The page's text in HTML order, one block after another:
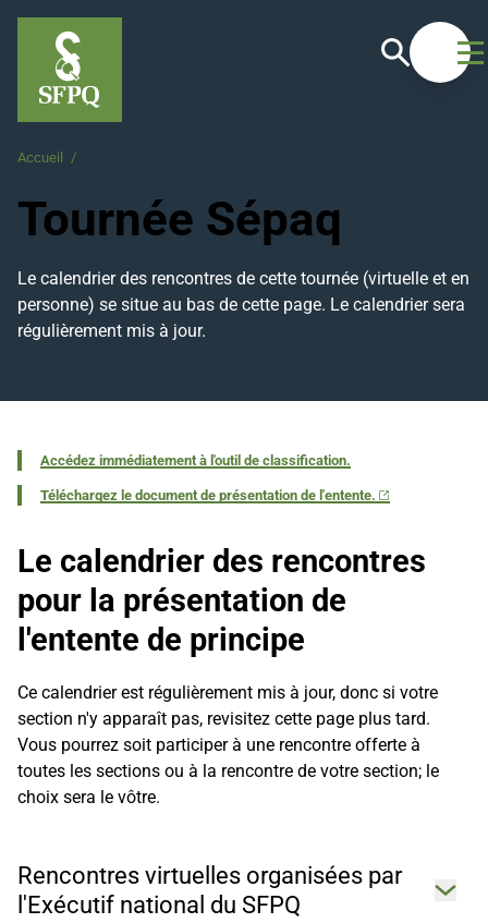
Recherche
Accueil /
Tournée Sépaq
Le calendrier des rencontres de cette tournée (virtuelle et en
personne) se situe au bas de cette page. Le calendrier sera
régulièrement mis à jour.
Accédez immédiatement à l'outil de classification.
Téléchargez le document de présentation de l'entente.
Le calendrier des rencontres
pour la présentation de
l'entente de principe
Ce calendrier est régulièrement mis à jour, donc si votre
section n'y apparaît pas, revisitez cette page plus tard.
Vous pourrez soit participer à une rencontre offerte à
toutes les sections ou à la rencontre de votre section; le
choix sera le vôtre.
Rencontres virtuelles organisées par
l'Exécutif national du SFPQ
Ouvrir